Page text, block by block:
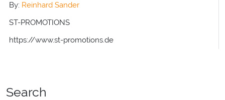
By: Reinhard Sander
ST-PROMOTIONS
https://www.st-promotions.de
Search